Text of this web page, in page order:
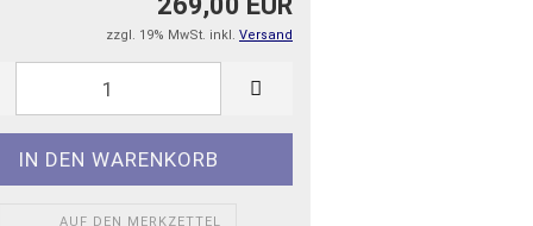
zzgl. 19% MwSt. inkl. Versand
AUF DEN MERKZETTEL